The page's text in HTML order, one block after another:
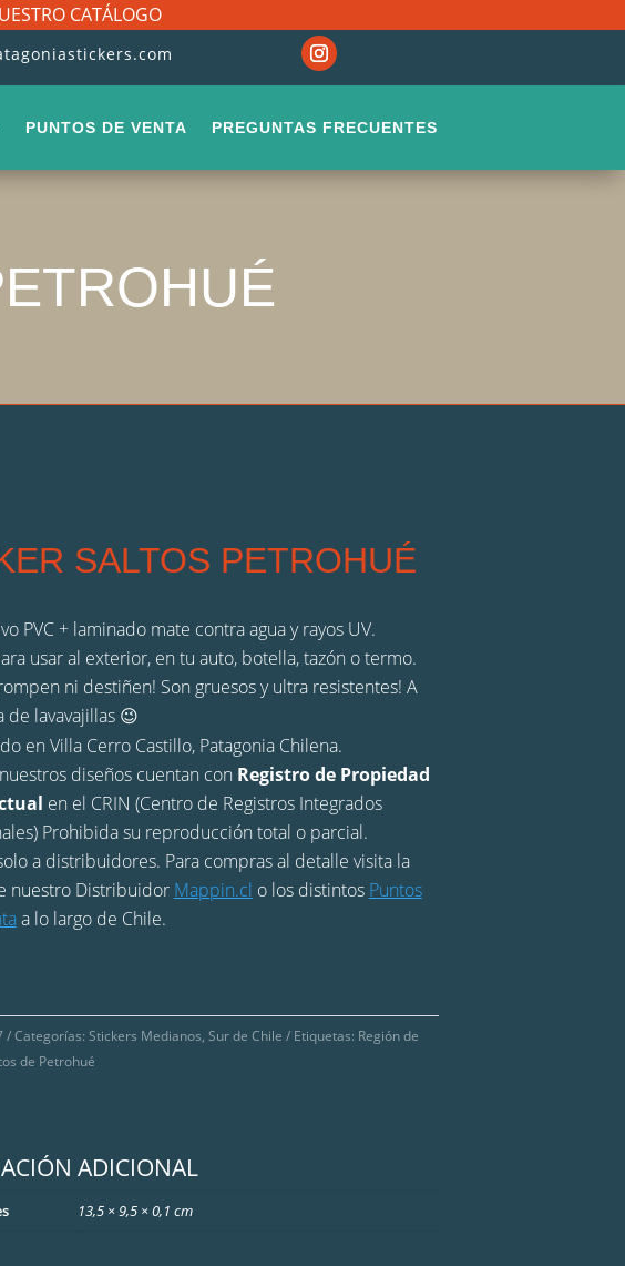
CATÁLOGO
PUNTOS DE VENTA PREGUNTAS FRECUENTES
SALTOS PETROHUÉ
PVC + laminado mate contra agua y rayos UV.
usar al exterior, en tu auto, botella, tazón o termo.
ni destiñen! Son gruesos y ultra resistentes! A
de lavavajillas 😉
en Villa Cerro Castillo, Patagonia Chilena.
diseños cuentan con Registro de Propiedad
en el CRIN (Centro de Registros Integrados
Prohibida su reproducción total o parcial.
a distribuidores. Para compras al detalle visita la
nuestro Distribuidor Mappin.cl o los distintos Puntos
a lo largo de Chile.
Categorías: Stickers Medianos, Sur de Chile Etiquetas: Región de
de Petrohué
ADICIONAL
13,5 × 9,5 × 0,1 cm